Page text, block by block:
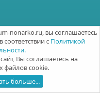
nonarko.ru, вы соглашаетесь
в соответствии с Политикой
Вы соглашаетесь на
файлов cookie.
больше...